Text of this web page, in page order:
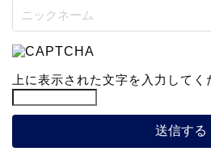
上に表示された文字を入力してく